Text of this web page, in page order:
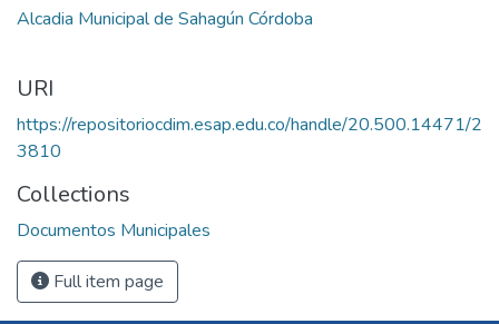
Alcadia Municipal de Sahagún Córdoba
URI
https://repositoriocdim.esap.edu.co/handle/20.500.14471/2
3810
Collections
Documentos Municipales
Full item page